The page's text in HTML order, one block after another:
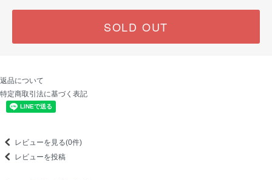
SOLD OUT
返品について
特定商取引法に基づく表記
レビューを見る(0件)
レビューを投稿